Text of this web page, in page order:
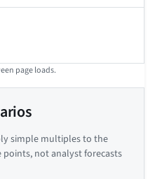
page loads.
simple multiples to the
points, not analyst forecasts